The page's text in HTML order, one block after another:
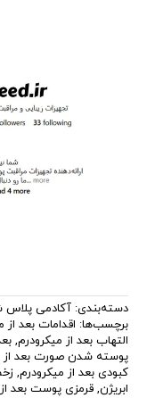
دسته‌بندی: آکادمی پلاس
برچسب‌ها: اقدامات بعد از
التهاب بعد از میکرودرم,
پوسته شدن صورت بعد از
کبودی بعد از میکرودرم,
ابریژن, قرمزی پوست بعد